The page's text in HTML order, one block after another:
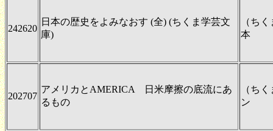
242620
日本の歴史をよみなおす (全) (ちくま学芸文
庫)
（ち
本
202707
アメリカとAMERICA 日米摩擦の底流にあ
るもの
（ち
ン